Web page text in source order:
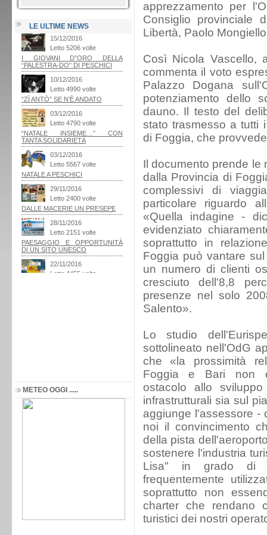
LE ULTIME NEWS
METEO OGGI .....
apprezzamento per
Consiglio provinciale
Libertà, Paolo
Così Nicola Vascello,
commenta il voto
Palazzo Dogana
potenziamento dello
dauno. Il testo del
stato trasmesso a tutti
di Foggia, che
Il documento prende le
dalla Provincia di
complessivi di
particolare riguardo
«Quella indagine -
evidenziato
soprattutto in
Foggia può vantare
un numero di clienti
cresciuto dell'8,8
presenze nel solo
Salento».
Lo studio
sottolineato nell'OdG
che «la prossimità
Foggia e Bari non
ostacolo allo
infrastrutturali sia sul
aggiunge l'assessore -
noi il convincimento
della pista
sostenere l'industria
Lisa" in grado di
frequentemente
soprattutto non
charter che rendano
turistici dei nostri